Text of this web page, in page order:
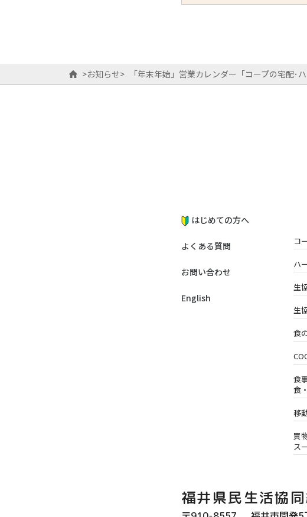
>お知らせ> 「年末年始」営業カレンダー「コープの宅配･
コ
ハ
生
生
食
食
食
移
買
ス
はじめての方へ
よくある質問
お問い合わせ
English
福井県民生活協